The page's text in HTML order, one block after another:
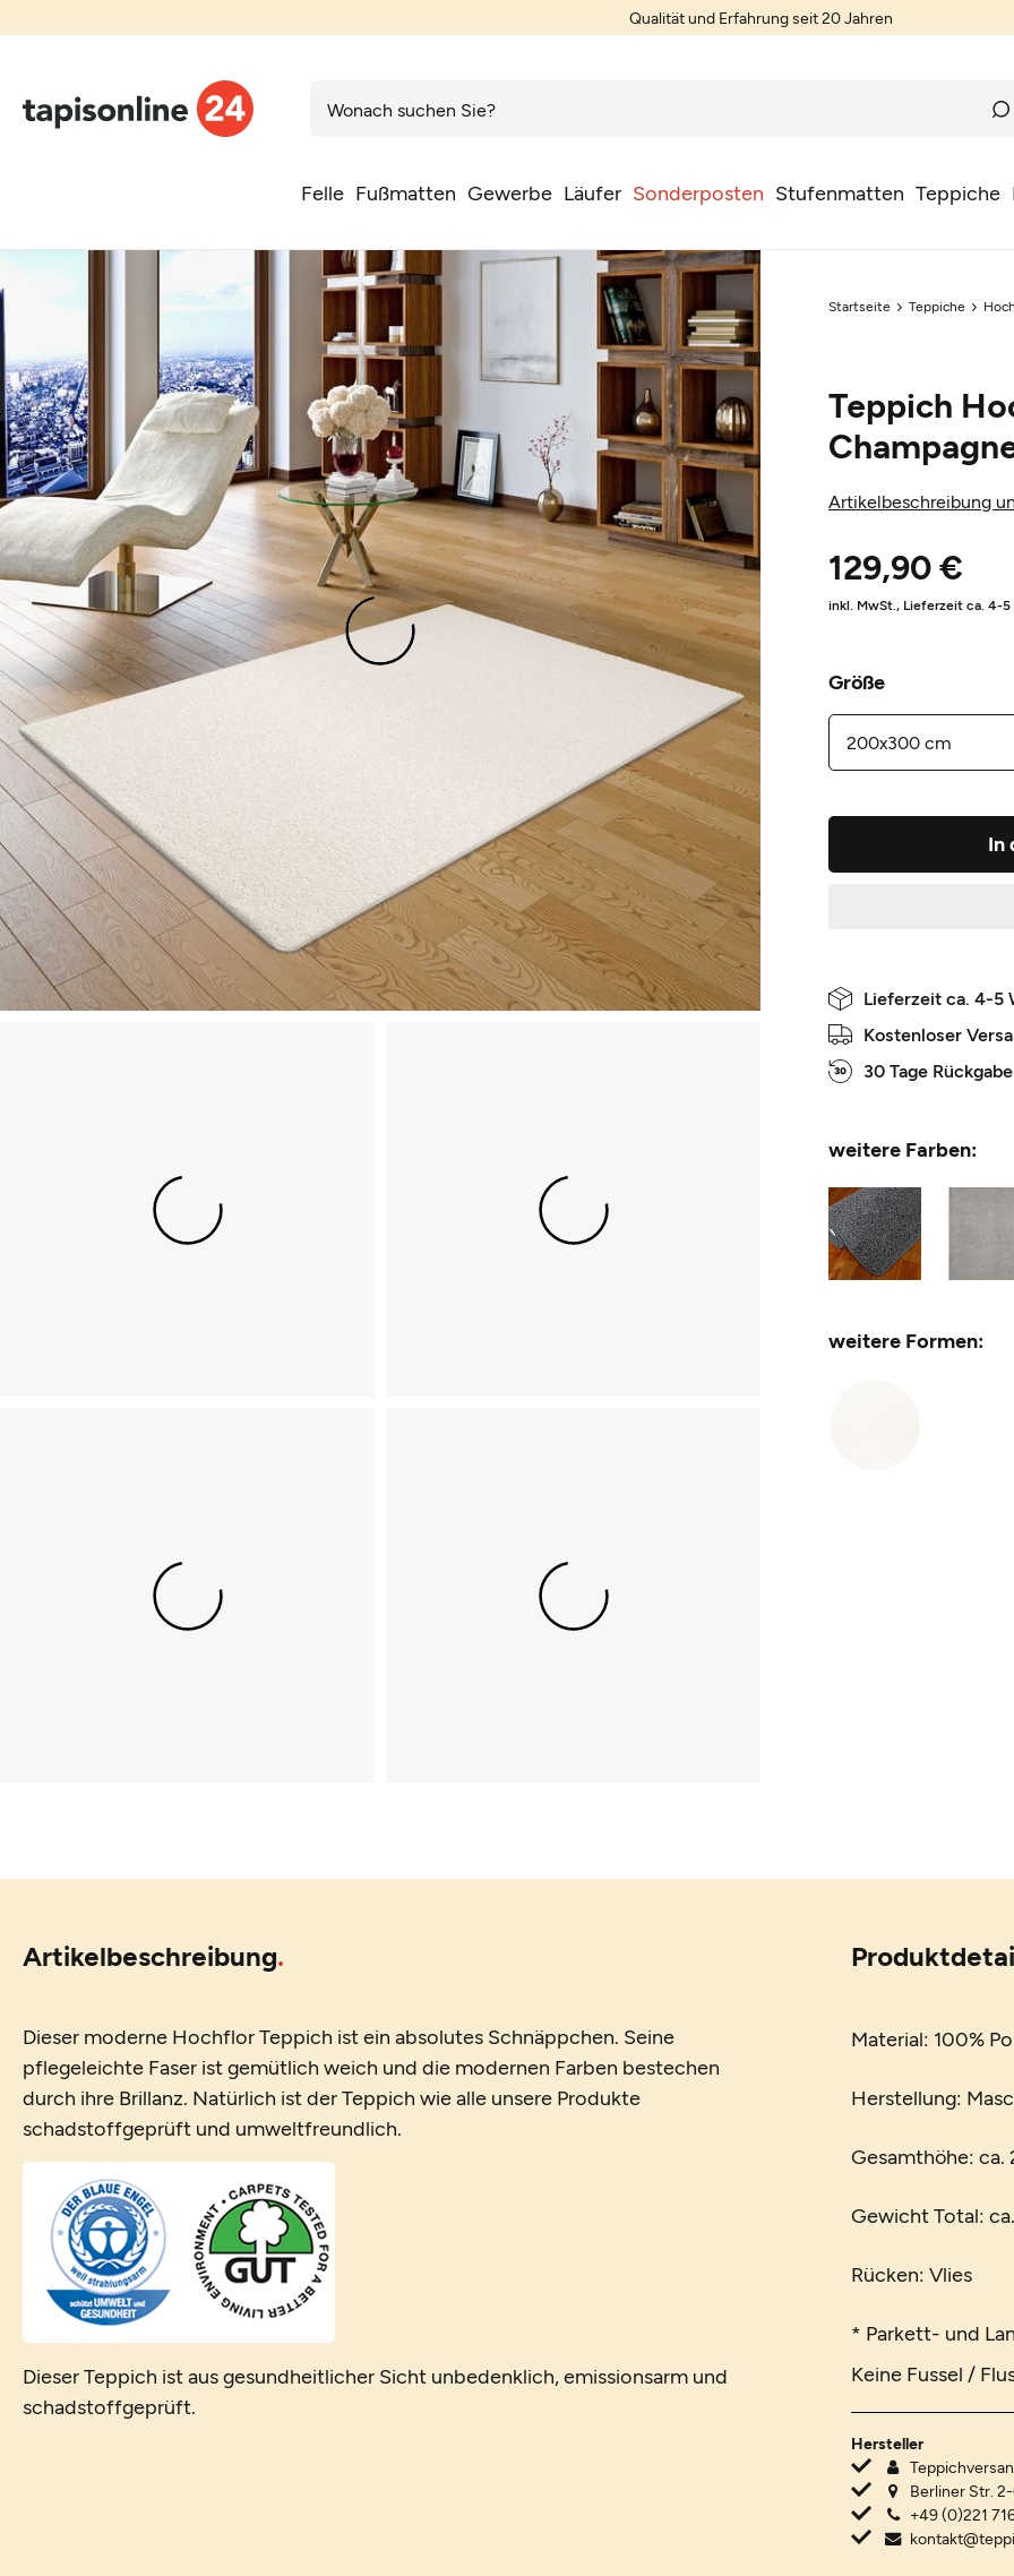
Qualität und Erfahrung seit 20 Jahren
Felle Fußmatten Gewerbe Läufer Sonderposten Stufenmatten Teppiche
Startseite Teppiche
Teppich
Artikelbeschreibung
129,90 €
inkl. MwSt., Lieferzeit ca. 4-5
Größe
In
Lieferzeit ca. 4-5
Kostenloser
30 Tage
weitere Farben:
weitere Formen:
Artikelbeschreibung
Dieser moderne Hochflor Teppich ist ein absolutes Schnäppchen. Seine
pflegeleichte Faser ist gemütlich weich und die modernen Farben bestechen
durch ihre Brillanz. Natürlich ist der Teppich wie alle unsere Produkte
schadstoffgeprüft und umweltfreundlich.
Dieser Teppich ist aus gesundheitlicher Sicht unbedenklich, emissionsarm und
schadstoffgeprüft.
Material: 100%
Herstellung:
Gesamthöhe: ca.
Gewicht Total:
Rücken: Vlies
* Parkett- und
Keine Fussel /
Hersteller
Berliner Str.
+49 (0)221